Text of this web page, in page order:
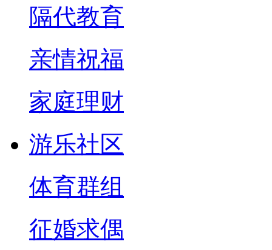
隔代教育
亲情祝福
家庭理财
游乐社区
体育群组
征婚求偶